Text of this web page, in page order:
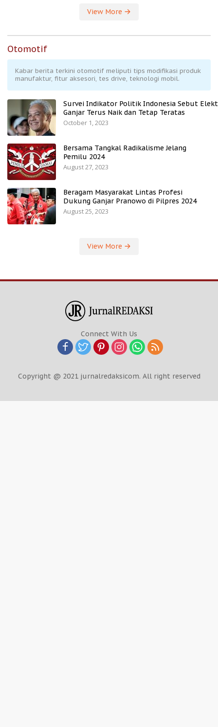
View More
Otomotif
Kabar berita terkini otomotif meliputi tips modifikasi produk
manufaktur, fitur aksesori, tes drive, teknologi mobil.
Survei Indikator Politik Indonesia Sebut
Ganjar Terus Naik dan Tetap Teratas
October 1, 2023
Bersama Tangkal Radikalisme Jelang
Pemilu 2024
August 27, 2023
Beragam Masyarakat Lintas Profesi
Dukung Ganjar Pranowo di Pilpres 2024
August 25, 2023
View More
Connect With Us
Copyright @ 2021 jurnalredaksicom. All right reserved